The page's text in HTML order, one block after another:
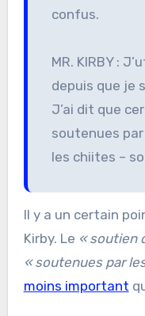
confus.
MR. KIRBY :
depuis que je
J’ai dit que
soutenues
les chiites –
Il y a un certain
Kirby. Le « soutien
« soutenues par
moins important